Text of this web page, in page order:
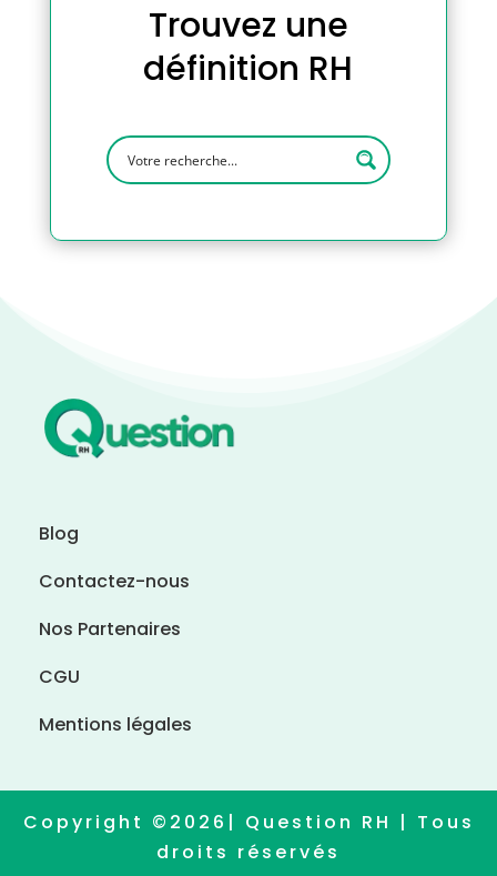
Trouvez une
définition RH
Blog
Contactez-nous
Nos Partenaires
CGU
Mentions légales
Copyright ©2026| Question RH | Tous
droits réservés